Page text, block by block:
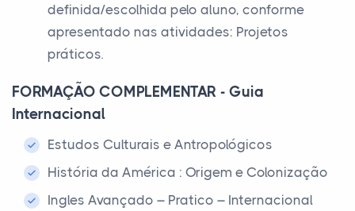
definida/escolhida pelo aluno, conforme
apresentado nas atividades: Projetos
práticos.
FORMAÇÃO COMPLEMENTAR - Guia
Internacional
Estudos Culturais e Antropológicos
História da América : Origem e Colonização
Ingles Avançado – Pratico – Internacional